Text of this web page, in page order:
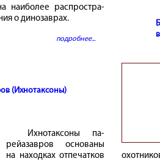
наи­бо­лее рас­про­стра­
о ди­но­зав­рах.
подробнее...
(Ихнотаксоны)
Их­но­так­со­ны па­
рейа­зав­ров ос­но­ва­ны
на наход­ках от­пе­чат­ков